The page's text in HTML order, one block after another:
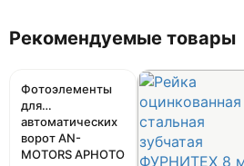
Рекомендуемые товары
Фотоэлементы
для
автоматических
ворот AN-
MOTORS APHOTO